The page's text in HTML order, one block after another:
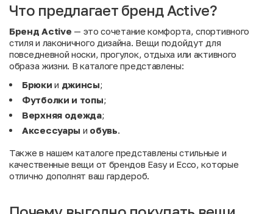
Что предлагает бренд Active?
Бренд Active — это сочетание комфорта, спортивного
стиля и лаконичного дизайна. Вещи подойдут для
повседневной носки, прогулок, отдыха или активного
образа жизни. В каталоге представлены:
Брюки и джинсы;
Футболки и топы;
Верхняя одежда;
Аксессуары и обувь
Также в нашем каталоге представлены стильные и
качественные вещи от брендов Easy и Ecco , которые
отлично дополнят ваш гардероб.